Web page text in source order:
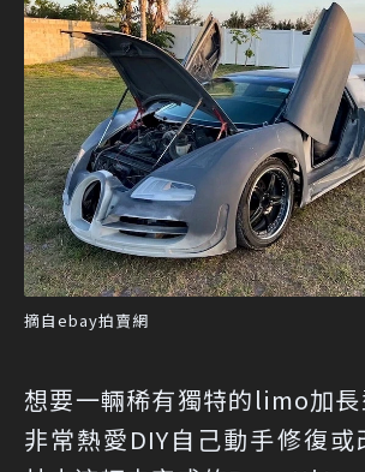
摘自ebay拍賣網
想要一輛稀有獨特的limo加
非常熱愛DIY自己動手修復或